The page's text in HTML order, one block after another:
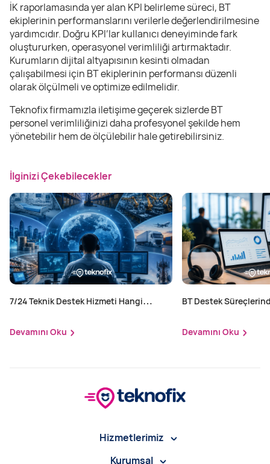
İK raporlamasında yer alan KPI belirleme süreci, BT
ekiplerinin performanslarını verilerle değerlendirilmesine
yardımcıdır. Doğru KPI’lar kullanıcı deneyiminde fark
oluştururken, operasyonel verimliliği artırmaktadır.
Kurumların dijital altyapısının kesinti olmadan
çalışabilmesi için BT ekiplerinin performansı düzenli
olarak ölçülmeli ve optimize edilmelidir.
Teknofix firmamızla iletişime geçerek sizlerde BT
personel verimliliğinizi daha profesyonel şekilde hem
yönetebilir hem de ölçülebilir hale getirebilirsiniz.
İlginizi Çekebilecekler
7/24 Teknik Destek Hizmeti Hangi
Devamını Oku
BT Destek
Devamını Oku
Hizmetlerimiz
Kurumsal